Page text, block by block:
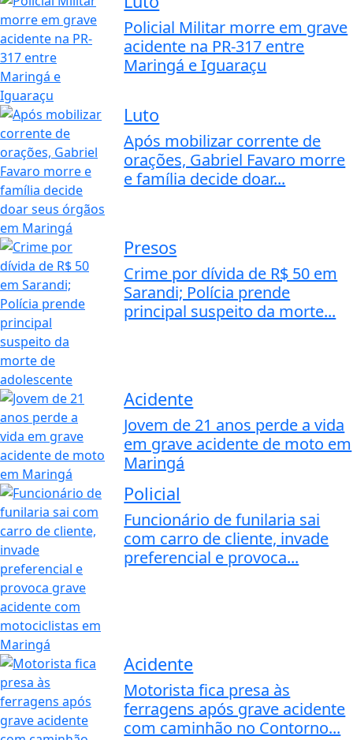
Policial Militar morre em grave
acidente na PR-317 entre
Maringá e Iguaraçu
Luto
Após mobilizar corrente de
orações, Gabriel Favaro morre
e família decide doar...
Presos
Crime por dívida de R$ 50 em
Sarandi; Polícia prende
principal suspeito da morte...
Acidente
Jovem de 21 anos perde a vida
em grave acidente de moto em
Maringá
Policial
Funcionário de funilaria sai
com carro de cliente, invade
preferencial e provoca...
Acidente
Motorista fica presa às
ferragens após grave acidente
com caminhão no Contorno...